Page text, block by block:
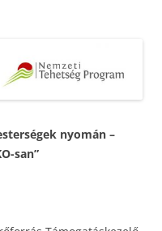
nyomán –
san”